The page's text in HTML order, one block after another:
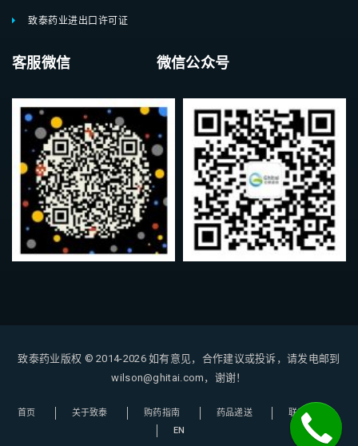
致泰药业进出口许可证
客服微信 微信公众号
致泰药业版权 © 2014-2026如有意见，合作建议或投诉，请发电邮到
wilson@ghitai.com，谢谢！
首页 关于致泰 购药指南 药品递送
联系我们
EN